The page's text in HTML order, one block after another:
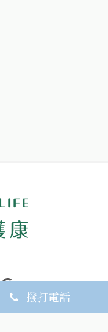
撥打電話
器材｜平鎮醫療器材｜艾
另開視窗)
另開視窗)
到Youtube(另開視窗)